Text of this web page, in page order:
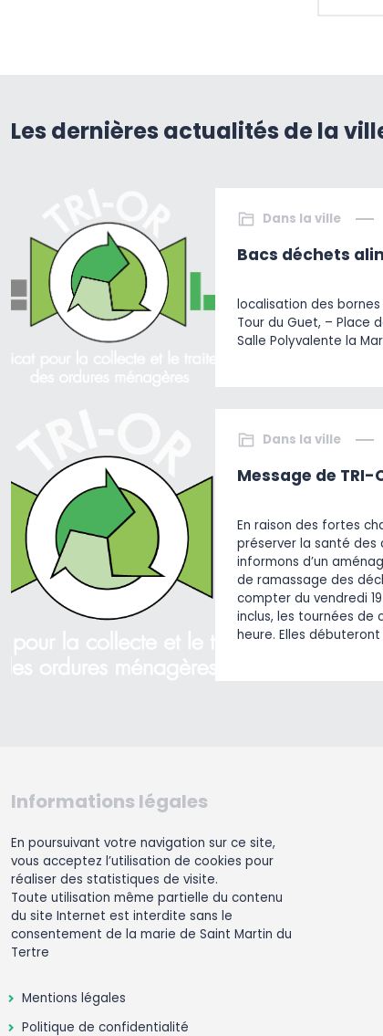
Les dernières actualités de la
Dans la ville
Bacs déchets
localisation des
Tour du Guet, – Place
Salle Polyvalente la
Dans la ville
Message de
En raison des fortes
préserver la santé des
informons d’un
de ramassage des
compter du vendredi
inclus, les tournées de
heure. Elles
Informations légales
En poursuivant votre navigation sur ce site,
vous acceptez l’utilisation de cookies pour
réaliser des statistiques de visite.
Toute utilisation même partielle du contenu
du site Internet est interdite sans le
consentement de la marie de Saint Martin du
Tertre
Mentions légales
Politique de confidentialité